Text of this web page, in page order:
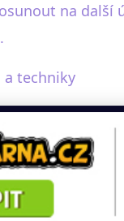
na
a techniky